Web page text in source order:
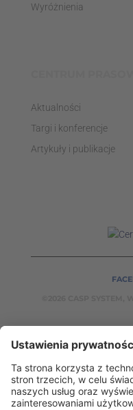
Wyróżnienia
Aktualności
Targi i konferencje
Artykuły i publikacje
CASPSYSTEM.PL
L